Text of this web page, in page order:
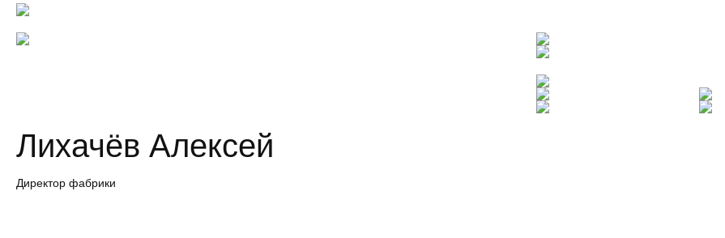
Лихачёв Алексей
Директор фабрики